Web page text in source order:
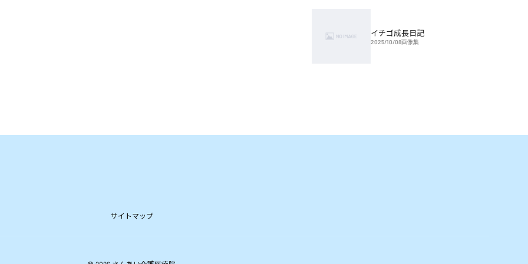
イチゴ成長日記
2025/10/08画像集
サイトマップ